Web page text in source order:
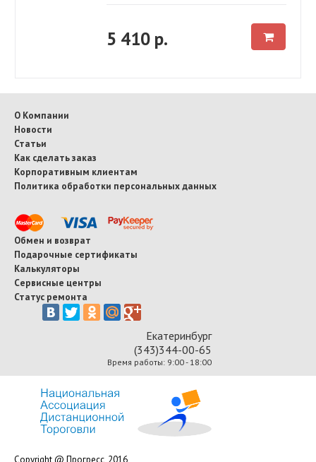
5 410 р.
О Компании
Новости
Статьи
Как сделать заказ
Корпоративным клиентам
Политика обработки персональных данных
Обмен и возврат
Подарочные сертификаты
Калькуляторы
Сервисные центры
Статус ремонта
Екатеринбург
(343)344-00-65
Время работы: 9:00 - 18:00
Copyright @ Прогресс, 2016